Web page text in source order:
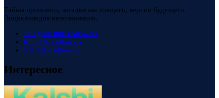
Тайны прошлого, загадки настоящего, версии будущего.
Энциклопедия непознанного.
Telegram 88k Followers
RSS 23k Followers
VK 23k Followers
Интересное